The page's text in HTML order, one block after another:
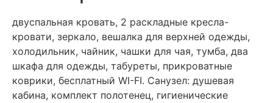
двуспальная кровать, 2 раскладные кресла-
кровати, зеркало, вешалка для верхней одежды,
холодильник, чайник, чашки для чая, тумба, два
шкафа для одежды, табуреты, прикроватные
коврики, бесплатный WI-FI. Санузел: душевая
кабина, комплект полотенец, гигиенические